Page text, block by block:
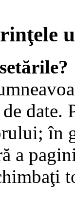
de
în
a